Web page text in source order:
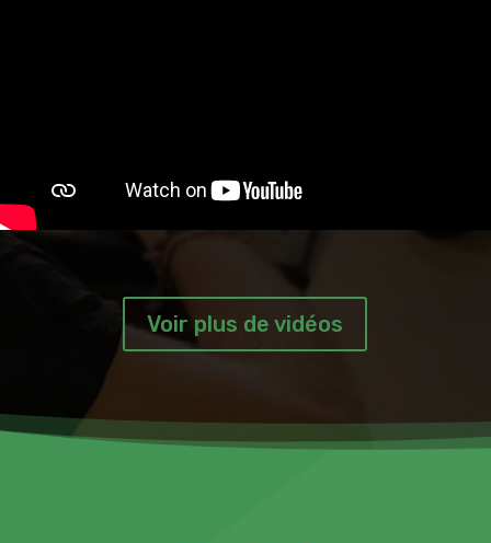
Voir plus de vidéos